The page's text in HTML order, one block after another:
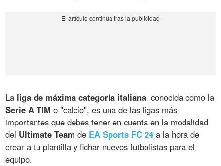
La liga de máxima categoría italiana, conocida como la
Serie A TIM o "calcio", es una de las ligas más
importantes que debes tener en cuenta en la modalidad
del Ultimate Team de EA Sports FC 24 a la hora de
crear a tu plantilla y fichar nuevos futbolistas para el
equipo.